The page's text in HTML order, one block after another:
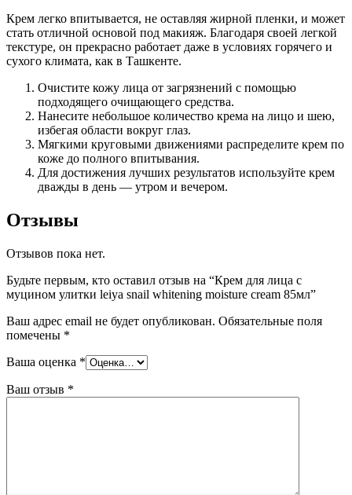
Крем легко впитывается, не оставляя жирной пленки, и может
стать отличной основой под макияж. Благодаря своей легкой
текстуре, он прекрасно работает даже в условиях горячего и
сухого климата, как в Ташкенте.
Очистите кожу лица от загрязнений с помощью
подходящего очищающего средства.
Нанесите небольшое количество крема на лицо и шею,
избегая области вокруг глаз.
Мягкими круговыми движениями распределите крем по
коже до полного впитывания.
Для достижения лучших результатов используйте крем
дважды в день — утром и вечером.
Отзывы
Отзывов пока нет.
Будьте первым, кто оставил отзыв на “Крем для лица с
муцином улитки leiya snail whitening moisture cream 85мл”
Ваш адрес email не будет опубликован. Обязательные поля
помечены *
Ваша оценка *
Ваш отзыв *